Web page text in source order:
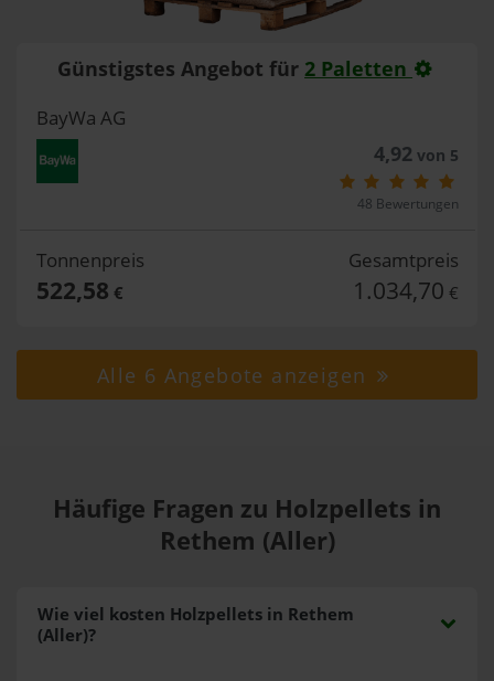
Günstigstes Angebot für 2 Paletten
BayWa AG
4,92von 5
48 Bewertungen
Tonnenpreis
522,58 €
Gesamtpreis
1.034,70 €
Alle 6 Angebote anzeigen
Häufige Fragen zu Holzpellets in
Rethem (Aller)
Wie viel kosten Holzpellets in Rethem
(Aller)?